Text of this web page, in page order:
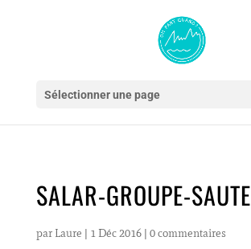
Sélectionner une page
SALAR-GROUPE-SAUTE
par Laure | 1 Déc 2016| 0 commentaires